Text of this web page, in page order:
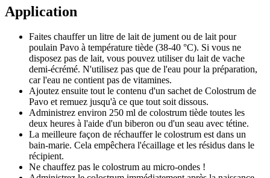
Application
Faites chauffer un litre de lait de jument ou de lait pour
poulain Pavo à température tiède (38-40 °C). Si vous ne
disposez pas de lait, vous pouvez utiliser du lait de vache
demi-écrémé. N'utilisez pas que de l'eau pour la préparation,
car l'eau ne contient pas de vitamines.
Ajoutez ensuite tout le contenu d'un sachet de Colostrum de
Pavo et remuez jusqu'à ce que tout soit dissous.
Administrez environ 250 ml de colostrum tiède toutes les
deux heures à l'aide d'un biberon ou d'un seau avec tétine.
La meilleure façon de réchauffer le colostrum est dans un
bain-marie. Cela empêchera l'écaillage et les résidus dans le
récipient.
Ne chauffez pas le colostrum au micro-ondes !